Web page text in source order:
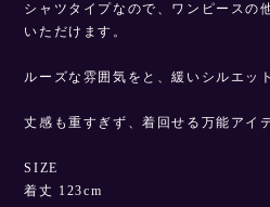
シャツタイプなので、ワンピースの
いただけます。
ルーズな雰囲気をと、緩いシルエッ
丈感も重すぎず、着回せる万能アイ
SIZE
着丈 123cm